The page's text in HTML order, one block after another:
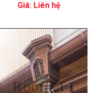
Giá: Liên hệ